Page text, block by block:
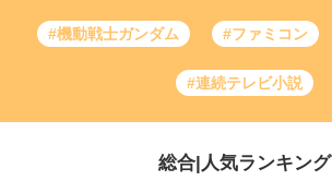
#機動戦士ガンダム #ファミコン
#連続テレビ小説
総合 人気ランキング